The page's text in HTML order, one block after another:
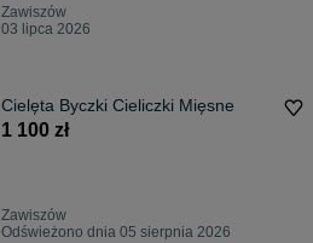
Zawiszów
03 lipca 2026
Cielęta Byczki Cieliczki Mięsne
1 100 zł
Zawiszów
Odświeżono dnia 05 sierpnia 2026